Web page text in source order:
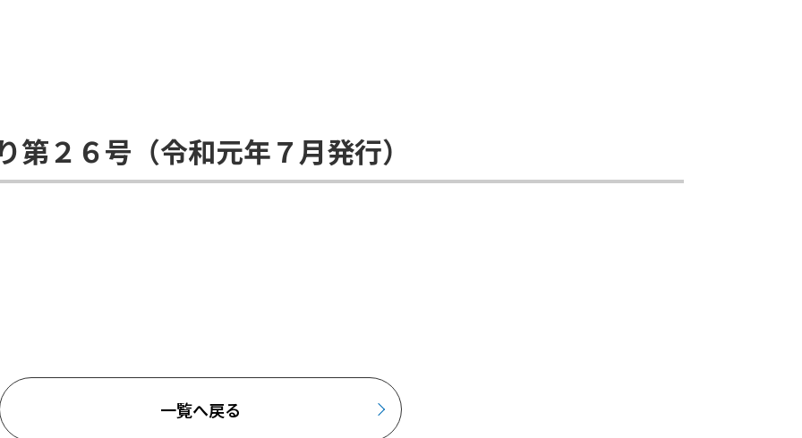
２６号（令和元年７月発行）
一覧へ戻る